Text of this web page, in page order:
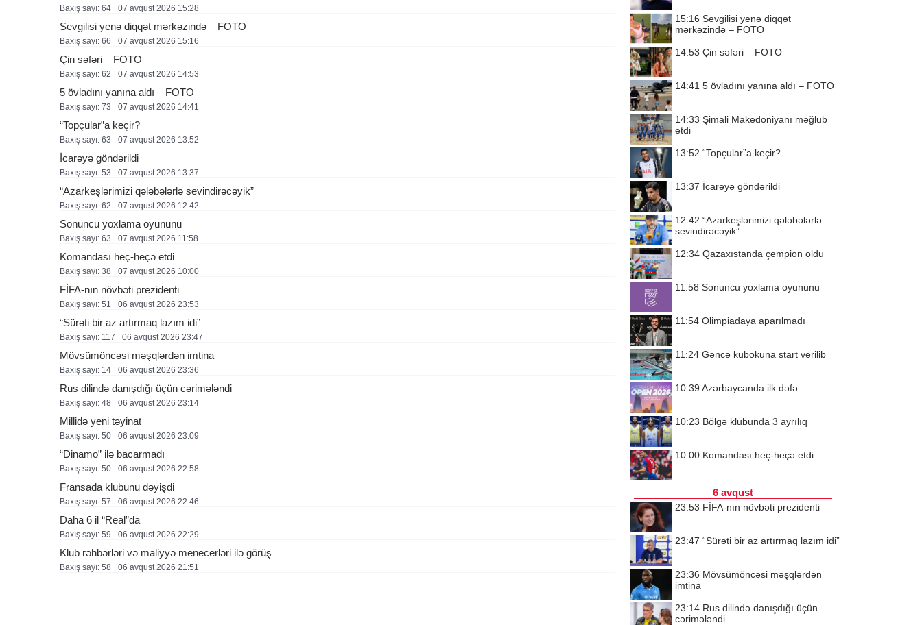
Baxış sayı: 64 07 avqust 2026 15:28
Sevgilisi yenə diqqət mərkəzində – FOTO
Baxış sayı: 66 07 avqust 2026 15:16
Çin səfəri – FOTO
Baxış sayı: 62 07 avqust 2026 14:53
5 övladını yanına aldı – FOTO
Baxış sayı: 73 07 avqust 2026 14:41
“Topçular”a keçir?
Baxış sayı: 63 07 avqust 2026 13:52
İcarəyə göndərildi
Baxış sayı: 53 07 avqust 2026 13:37
“Azarkeşlərimizi qələbələrlə sevindirəcəyik”
Baxış sayı: 62 07 avqust 2026 12:42
Sonuncu yoxlama oyununu
Baxış sayı: 63 07 avqust 2026 11:58
Komandası heç-heçə etdi
Baxış sayı: 38 07 avqust 2026 10:00
FİFA-nın növbəti prezidenti
Baxış sayı: 51 06 avqust 2026 23:53
“Sürəti bir az artırmaq lazım idi”
Baxış sayı: 117 06 avqust 2026 23:47
Mövsümöncəsi məşqlərdən imtina
Baxış sayı: 14 06 avqust 2026 23:36
Rus dilində danışdığı üçün cərimələndi
Baxış sayı: 48 06 avqust 2026 23:14
Millidə yeni təyinat
Baxış sayı: 50 06 avqust 2026 23:09
“Dinamo” ilə bacarmadı
Baxış sayı: 50 06 avqust 2026 22:58
Fransada klubunu dəyişdi
Baxış sayı: 57 06 avqust 2026 22:46
Daha 6 il “Real”da
Baxış sayı: 59 06 avqust 2026 22:29
Klub rəhbərləri və maliyyə menecerləri ilə görüş
Baxış sayı: 58 06 avqust 2026 21:51
15:16 Sevgilisi yenə diqqət
mərkəzində – FOTO
14:53 Çin səfəri – FOTO
14:41 5 övladını yanına aldı – FOTO
14:33 Şimali Makedoniyanı məğlub
etdi
13:52 “Topçular”a keçir?
13:37 İcarəyə göndərildi
12:42 “Azarkeşlərimizi qələbələrlə
sevindirəcəyik”
12:34 Qazaxıstanda çempion oldu
11:58 Sonuncu yoxlama oyununu
11:54 Olimpiadaya aparılmadı
11:24 Gəncə kubokuna start verilib
10:39 Azərbaycanda ilk dəfə
10:23 Bölgə klubunda 3 ayrılıq
10:00 Komandası heç-heçə etdi
6 avqust
23:53 FİFA-nın növbəti prezidenti
23:47 “Sürəti bir az artırmaq lazım idi”
23:36 Mövsümöncəsi məşqlərdən
imtina
23:14 Rus dilində danışdığı üçün
cərimələndi